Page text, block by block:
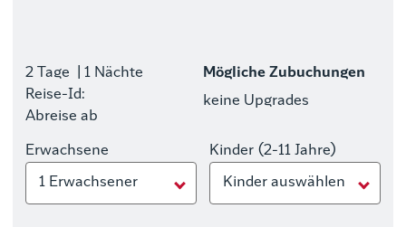
2 Tage
| 1 Nächte
Reise-Id:
Abreise ab
Mögliche Zubuchungen
keine Upgrades
Erwachsene
1 Erwachsener
Kinder (2-11 Jahre)
Kinder auswählen